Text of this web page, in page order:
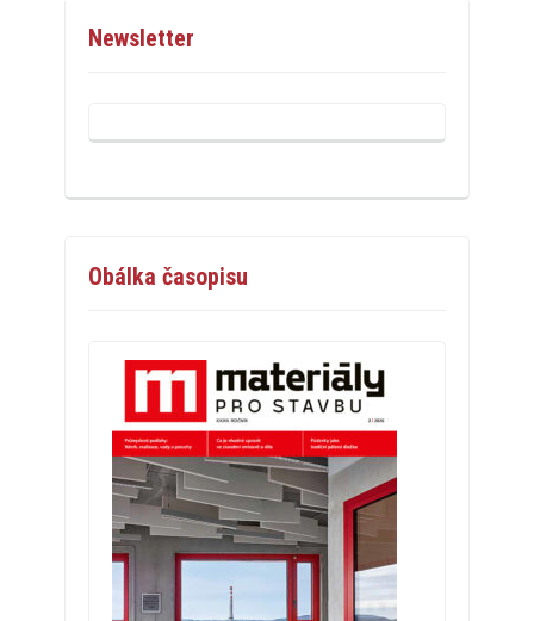
Newsletter
Obálka časopisu